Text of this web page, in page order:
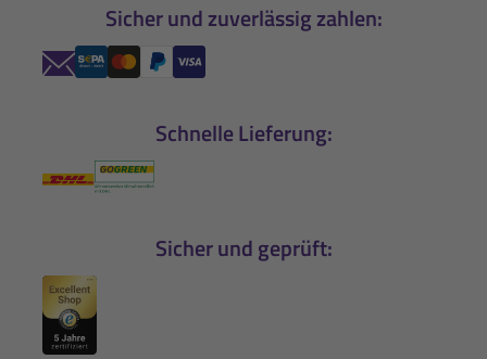
Sicher und zuverlässig zahlen:
Schnelle Lieferung:
Sicher und geprüft: